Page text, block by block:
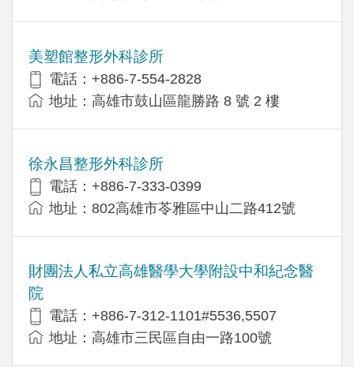
美塑館整形外科診所
電話：+886-7-554-2828
地址：高雄市鼓山區龍勝路 8 號 2 樓
徐永昌整形外科診所
電話：+886-7-333-0399
地址：802高雄市苓雅區中山二路412號
財團法人私立高雄醫學大學附設中和紀念醫
院
電話：+886-7-312-1101#5536,5507
地址：高雄市三民區自由一路100號